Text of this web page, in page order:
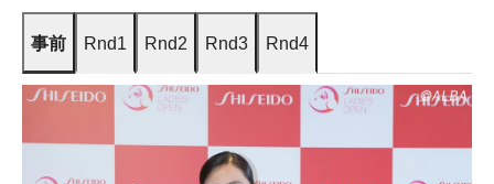
事前 Rnd1 Rnd2 Rnd3 Rnd4